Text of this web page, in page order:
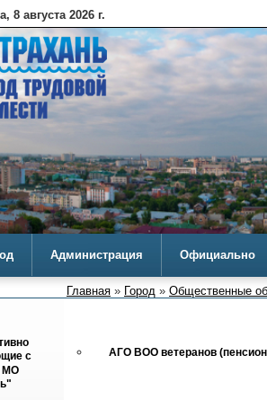
8 августа 2026 г.
Администрация Официально
Главная » Город » Общественные
с
МО
АГО ВОО ветеранов